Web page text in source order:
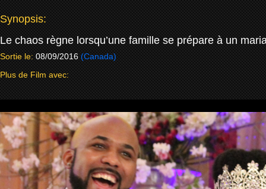
Synopsis:
Le chaos règne lorsqu’une famille se prépare à un
Sortie le: 08/09/2016 (Canada)
Plus de Film avec: